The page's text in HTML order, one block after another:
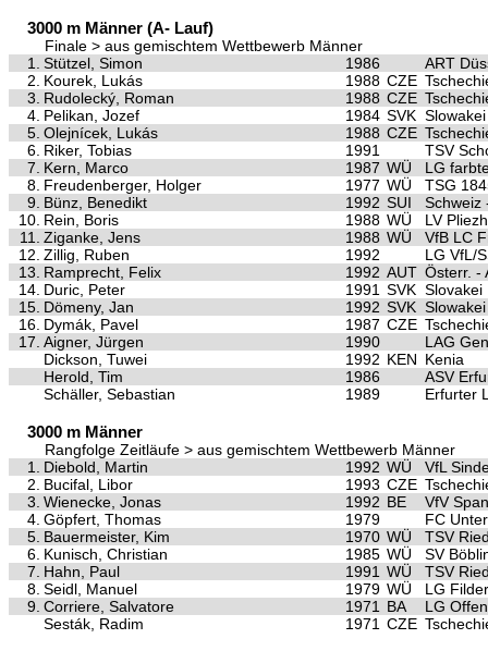
3000 m Männer (A- Lauf)
Finale > aus gemischtem Wettbewerb Männer
1.
Stützel, Simon 1986
ART
2. Kourek, Lukás 1988 CZE
3. Rudolecký, Roman 1988 CZE
4. Pelikan, Jozef 1984 SVK Slowakei
5. Olejnícek, Lukás 1988 CZE
6. Riker, Tobias 1991
TSV
7. Kern, Marco 1987 WÜ
LG
8. Freudenberger, Holger 1977 WÜ
TSG
9. Bünz, Benedikt 1992 SUI
Schweiz
10. Rein, Boris 1988 WÜ
LV
11.
Ziganke, Jens 1988 WÜ
VfB LC
12. Zillig, Ruben 1992
LG VfL/
13. Ramprecht, Felix 1992 AUT Österr. -
14. Duric, Peter 1991 SVK Slovakei
15. Dömeny, Jan 1992 SVK Slowakei
16. Dymák, Pavel 1987 CZE
17. Aigner, Jürgen 1990
LAG
Dickson, Tuwei
1992 KEN Kenia
Herold, Tim
1986
ASV
Schäller, Sebastian
1989 Erfurter
3000 m Männer
Rangfolge Zeitläufe > aus gemischtem Wettbewerb Männer
1.
Diebold, Martin 1992 WÜ
VfL
2. Bucifal, Libor 1993 CZE
3. Wienecke, Jonas 1992 BE
VfV
4. Göpfert, Thomas 1979
FC
5. Bauermeister, Kim 1970 WÜ
TSV
6. Kunisch, Christian 1985 WÜ
SV
7. Hahn, Paul 1991 WÜ
TSV
8. Seidl, Manuel 1979 WÜ
LG Filder
9. Corriere, Salvatore 1971 BA
LG
Sesták, Radim
1971 CZE